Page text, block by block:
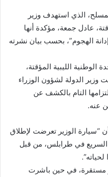
الذي استهدف وزير
عادل جمعة، مؤكدة أنها
الهجوم”، بحسب بيان نشرته
الليبية المؤقتة،
وزير الدولة لشؤون الوزراء
التام بالكشف عن
عنه.
الوزير تعرضت لإطلاق
السريع في طرابلس، من قبل
مستقرة، في حين باشرت